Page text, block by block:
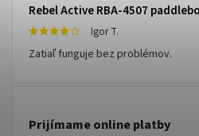
Igor T.
Zatiaľ funguje bez problémov.
Prijímame online platby